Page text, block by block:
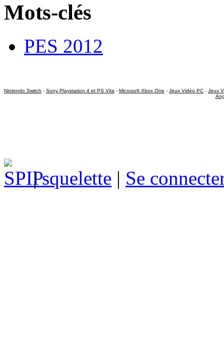
Mots-clés
PES 2012
Nintendo Switch - Sony Playstation 4 et PS Vita - Microsoft Xbox One - Jeux Vidéo PC - Jeux
|squelette | Se